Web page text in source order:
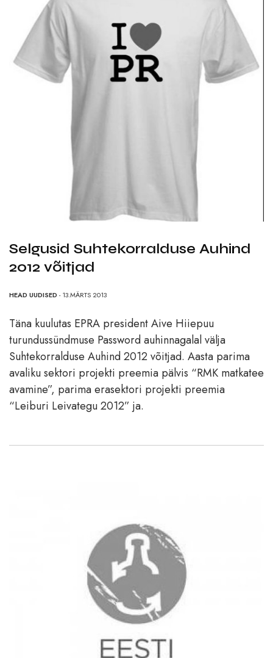
Selgusid Suhtekorralduse Auhind
2012 võitjad
HEAD UUDISED - 13.MÄRTS 2013
Täna kuulutas EPRA president Aive Hiiepuu
turundussündmuse Password auhinnagalal välja
Suhtekorralduse Auhind 2012 võitjad. Aasta parima
avaliku sektori projekti preemia pälvis “RMK matkatee
avamine”, parima erasektori projekti preemia
“Leiburi Leivategu 2012” ja.